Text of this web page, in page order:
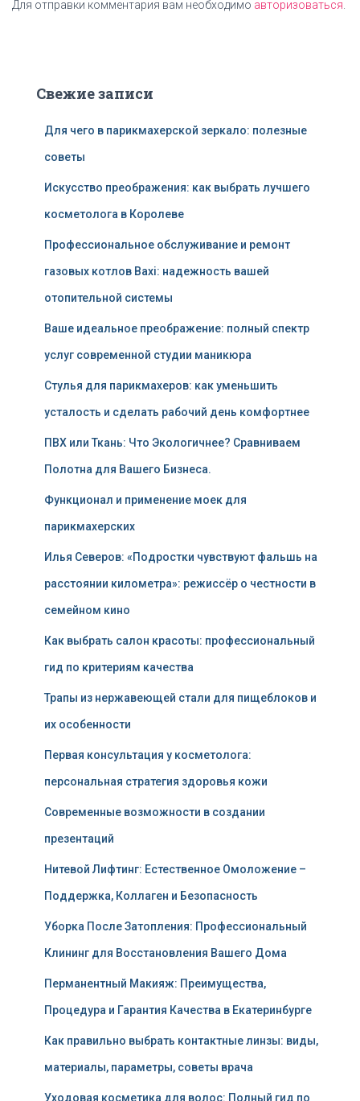
Для отправки комментария вам необходимо авторизоваться
Свежие записи
Для чего в парикмахерской зеркало: полезные
советы
Искусство преображения: как выбрать лучшего
косметолога в Королеве
Профессиональное обслуживание и ремонт
газовых котлов Baxi: надежность вашей
отопительной системы
Ваше идеальное преображение: полный спектр
услуг современной студии маникюра
Стулья для парикмахеров: как уменьшить
усталость и сделать рабочий день комфортнее
ПВХ или Ткань: Что Экологичнее? Сравниваем
Полотна для Вашего Бизнеса.
Функционал и применение моек для
парикмахерских
Илья Северов: «Подростки чувствуют фальшь на
расстоянии километра»: режиссёр о честности в
семейном кино
Как выбрать салон красоты: профессиональный
гид по критериям качества
Трапы из нержавеющей стали для пищеблоков и
их особенности
Первая консультация у косметолога:
персональная стратегия здоровья кожи
Современные возможности в создании
презентаций
Нитевой Лифтинг: Естественное Омоложение –
Поддержка, Коллаген и Безопасность
Уборка После Затопления: Профессиональный
Клининг для Восстановления Вашего Дома
Перманентный Макияж: Преимущества,
Процедура и Гарантия Качества в Екатеринбурге
Как правильно выбрать контактные линзы: виды,
материалы, параметры, советы врача
Уходовая косметика для волос: Полный гид по